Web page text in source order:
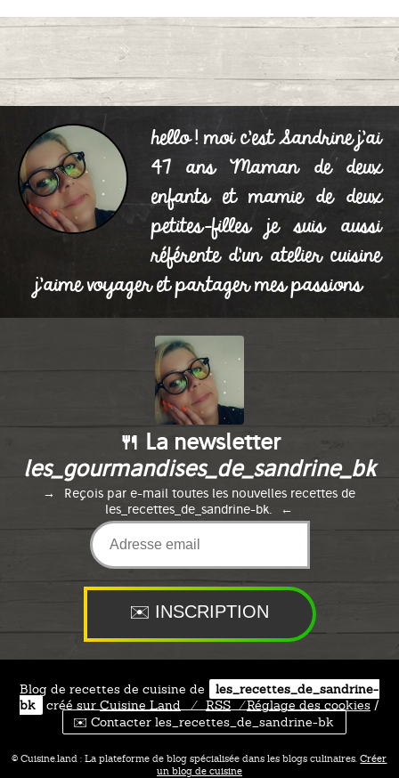
BOULETTES DE
VIANDE ET ÇA
COMPOTÉ DE LÉGUMES
Publié le 02/06/2024 à 22:42
hello ! moi c'est Sandrine j'ai
47 ans Maman de deux
enfants et mamie de deux
petites-filles je suis aussi
référente d'un atelier cuisine
j'aime voyager et partager mes passions
🍴 La newsletter
les_gourmandises_de_sandrine_bk
Reçois par e-mail toutes les nouvelles recettes de
les_recettes_de_sandrine-bk.
Blog de recettes de cuisine de
les_recettes_de_sandrine-
bk
créé sur Cuisine Land ⁄ RSS ⁄Réglage des cookies /
✉️ Contacter les_recettes_de_sandrine-bk
© Cuisine.land : La plateforme de blog spécialisée dans les blogs culinaires.Créer
un blog de cuisine